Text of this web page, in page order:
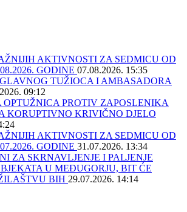
AKTIVNOSTI ZA SEDMICU OD
GODINE 07.08.2026. 15:35
TUŽIOCA I AMBASADORA
09:12
OPTUŽNICA PROTIV ZAPOSLENIKA
KORUPTIVNO KRIVIČNO DJELO
AKTIVNOSTI ZA SEDMICU OD
GODINE 31.07.2026. 13:34
ZA SKRNAVLJENJE I PALJENJE
U MEĐUGORJU, BIT ĆE
BIH 29.07.2026. 14:14